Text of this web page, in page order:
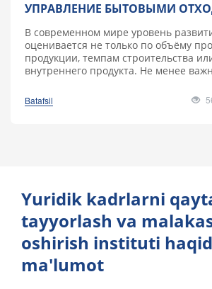
УПРАВЛЕНИЕ БЫТОВЫМИ
ПРОМЫШЛЕННОСТИ
В современном мире уровень
оценивается не только по объёму
продукции, темпам строительства
внутреннего продукта. Не менее
Batafsil
Yuridik kadrlarni
tayyorlash va
oshirish instituti
ma'lumot